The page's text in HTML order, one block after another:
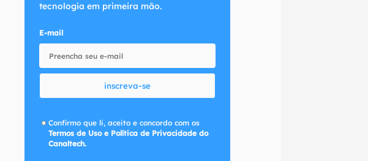
tecnologia em primeira mão.
E-mail
inscreva-se
Confirmo que li, aceito e concordo com os
Termos de Uso e Política de Privacidade do
Canaltech.